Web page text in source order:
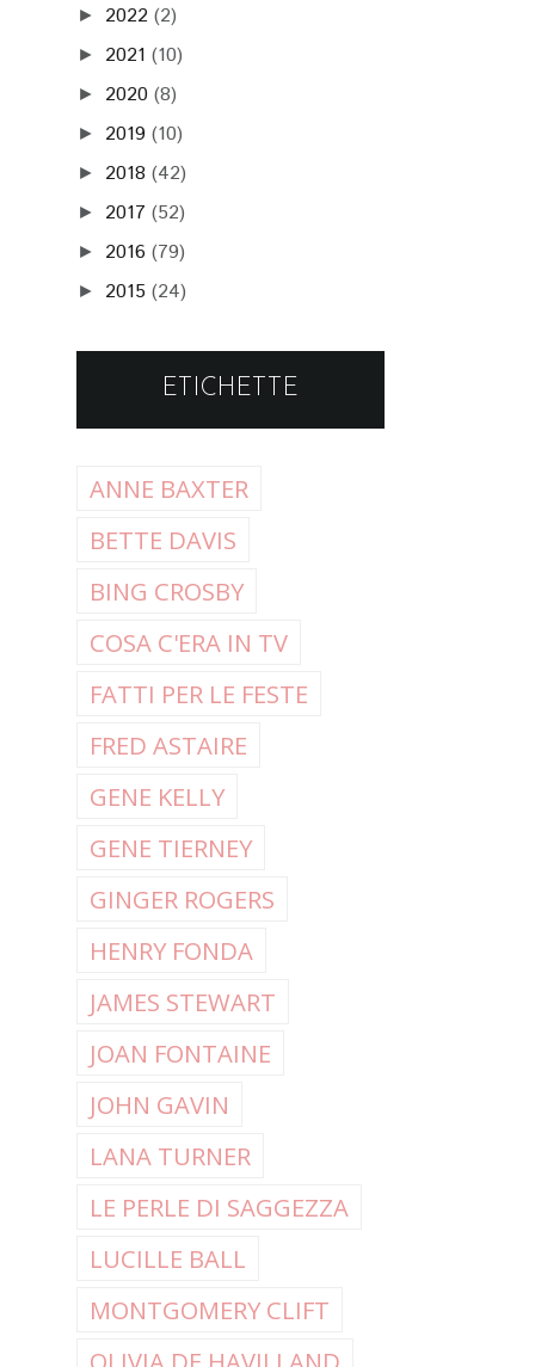
► 2022 (2)
► 2021 (10)
► 2020 (8)
► 2019 (10)
► 2018 (42)
► 2017 (52)
► 2016 (79)
► 2015 (24)
ETICHETTE
ANNE BAXTER
BETTE DAVIS
BING CROSBY
COSA C'ERA IN TV
FATTI PER LE FESTE
FRED ASTAIRE
GENE KELLY
GENE TIERNEY
GINGER ROGERS
HENRY FONDA
JAMES STEWART
JOAN FONTAINE
JOHN GAVIN
LANA TURNER
LE PERLE DI SAGGEZZA
LUCILLE BALL
MONTGOMERY CLIFT